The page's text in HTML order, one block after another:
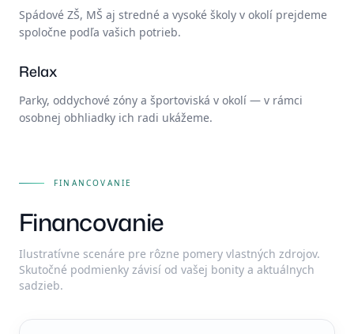
Spádové ZŠ, MŠ aj stredné a vysoké školy v okolí prejdeme
spoločne podľa vašich potrieb.
Relax
Parky, oddychové zóny a športoviská v okolí — v rámci
osobnej obhliadky ich radi ukážeme.
FINANCOVANIE
Financovanie
Ilustratívne scenáre pre rôzne pomery vlastných zdrojov.
Skutočné podmienky závisí od vašej bonity a aktuálnych
sadzieb.